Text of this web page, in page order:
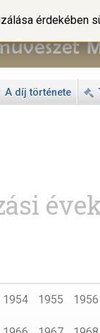
A díj története
érdekében
1954 1955 1956